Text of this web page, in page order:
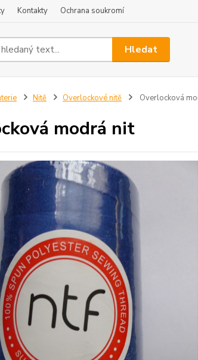
Kontakty Ochrana soukromí
Hledat
Nitě Overlockové nitě Overlocková
modrá nit